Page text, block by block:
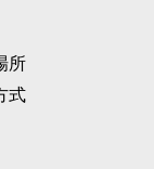
所
式